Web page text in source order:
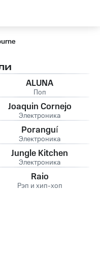
ALUNA
Поп
Joaquin Cornejo
Электроника
Poranguí
Электроника
Jungle Kitchen
Электроника
Raio
Рэп и хип-хоп